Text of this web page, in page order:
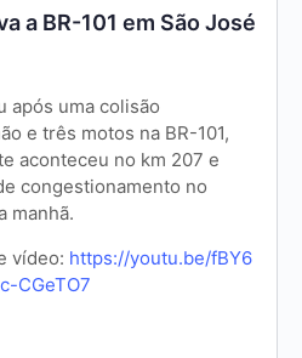
a BR-101 em São José
após uma colisão
e três motos na BR-101,
aconteceu no km 207 e
congestionamento no
manhã.
vídeo: https://youtu.be/fBY6
CGeTO7